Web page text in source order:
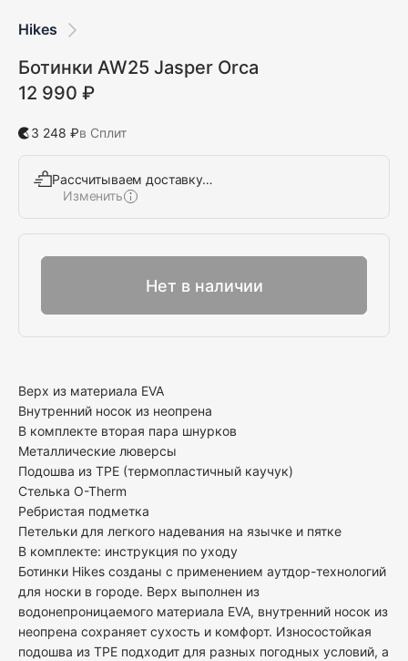
Hikes
Ботинки AW25 Jasper Orca
12 990 ₽
3 248 ₽в Сплит
Рассчитываем доставку…
Изменить
Выбрать
Нет в наличии
Верх из материала EVA
Внутренний носок из неопрена
В комплекте вторая пара шнурков
Металлические люверсы
Подошва из TPE (термопластичный каучук)
Стелька O-Therm
Ребристая подметка
Петельки для легкого надевания на язычке и пятке
В комплекте: инструкция по уходу
Ботинки Hikes созданы с применением аутдор-технологий
для носки в городе. Верх выполнен из
водонепроницаемого материала EVA, внутренний носок из
неопрена сохраняет сухость и комфорт. Износостойкая
подошва из TPE подходит для разных погодных условий, а